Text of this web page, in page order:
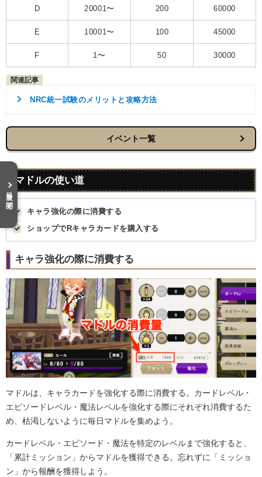
D 20001〜 200 60000
E 10001〜 100 45000
F 1〜 50 30000
NRC統一試験のメリットと攻略方法
イベント一覧
マドルの使い道
キャラ強化の際に消費する
ショップでRキャラカードを購入する
キャラ強化の際に消費する
マドルは、キャラカードを強化する際に消費する。カードレベル・
エピソードレベル・魔法レベルを強化する際にそれぞれ消費するた
め、枯渇しないように毎日マドルを集めよう。
カードレベル・エピソード・魔法を特定のレベルまで強化すると、
「累計ミッション」からマドルを獲得できる。忘れずに「ミッショ
ン」から報酬を獲得しよう。
目次を開く